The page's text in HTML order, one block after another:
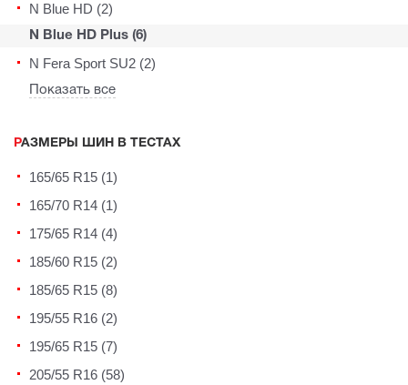
N Blue HD (2)
N Blue HD Plus (6)
N Fera Sport SU2 (2)
Показать все
РАЗМЕРЫ ШИН В ТЕСТАХ
165/65 R15 (1)
165/70 R14 (1)
175/65 R14 (4)
185/60 R15 (2)
185/65 R15 (8)
195/55 R16 (2)
195/65 R15 (7)
205/55 R16 (58)